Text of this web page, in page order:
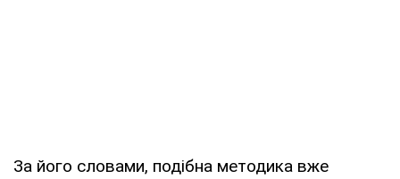
За його словами, подібна методика вже